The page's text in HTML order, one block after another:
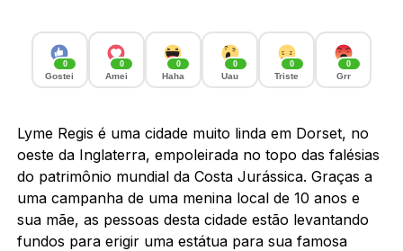
0
Gostei
0
Amei
0
Haha
0
Uau
0
Triste
0
Grr
Lyme Regis é uma cidade muito linda em Dorset, no
oeste da Inglaterra, empoleirada no topo das falésias
do patrimônio mundial da Costa Jurássica. Graças a
uma campanha de uma menina local de 10 anos e
sua mãe, as pessoas desta cidade estão levantando
fundos para erigir uma estátua para sua famosa